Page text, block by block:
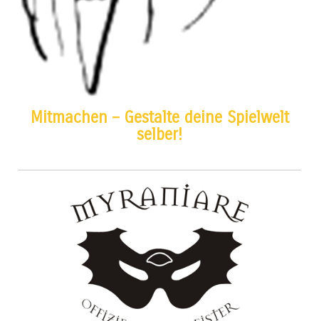
Mitmachen – Gestalte deine Spielwelt
selber!